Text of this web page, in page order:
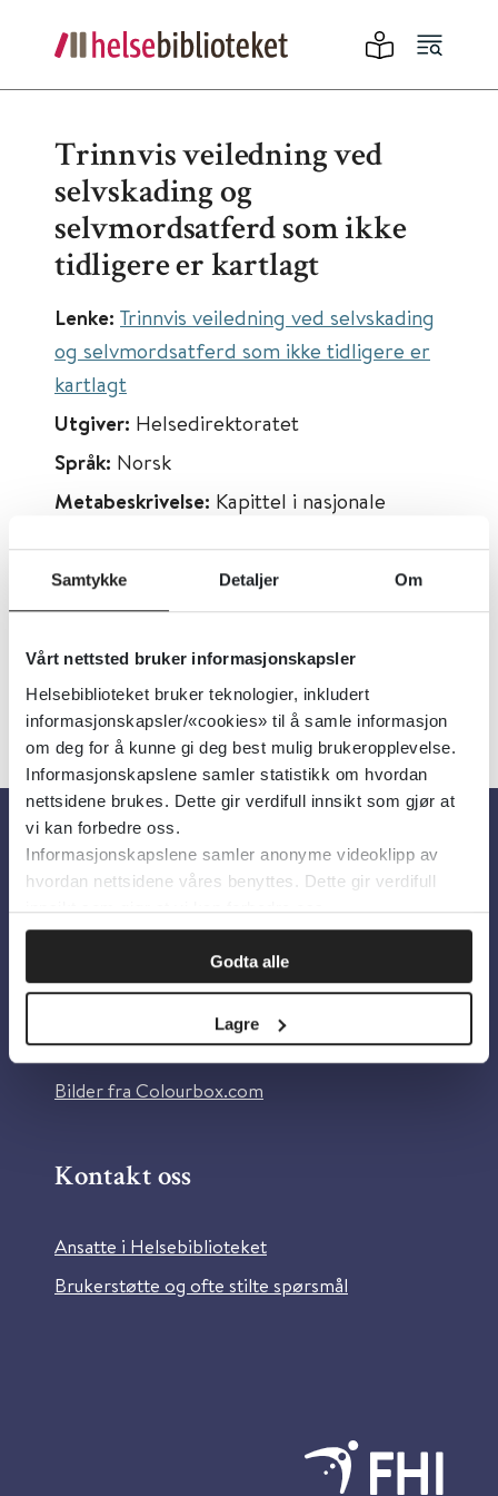
Samtykke Detaljer Om
Vårt nettsted bruker informasjonskapsler
Helsebiblioteket bruker teknologier, inkludert
informasjonskapsler/«cookies» til å samle informasjon
om deg for å kunne gi deg best mulig brukeropplevelse.
Informasjonskapslene samler statistikk om hvordan
nettsidene brukes. Dette gir verdifull innsikt som gjør at
vi kan forbedre oss.
Informasjonskapslene samler anonyme videoklipp av
hvordan nettsidene våres benyttes. Dette gir verdifull
innsikt som gjør at vi kan forbedre oss.
Godta alle
Lagre
Trinnvis veiledning ved
selvskading og
selvmordsatferd som ikke
tidligere er kartlagt
Lenke: Trinnvis veiledning ved selvskading
og selvmordsatferd som ikke tidligere er
kartlagt
Utgiver: Helsedirektoratet
Språk: Norsk
Metabeskrivelse: Kapittel i nasjonale
veiledende materiell for kommunene om
Om oss
Om Helsebiblioteket
Personvern og informasjonskapsler
Tilgjengelighetserklæring
Information in English
Bilder fra Colourbox.com
Kontakt oss
Ansatte i Helsebiblioteket
Brukerstøtte og ofte stilte spørsmål